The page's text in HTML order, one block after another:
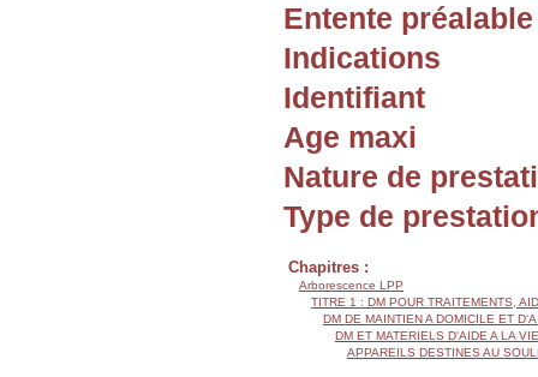
Entente préalable
Indications
Identifiant
Age maxi
Nature de
Type de
Chapitres :
Arborescence LPP
TITRE 1 : DM POUR TRAITEMENTS,
DM DE MAINTIEN A DOMICILE ET
DM ET MATERIELS D'AIDE A LA VIE
APPAREILS DESTINES AU